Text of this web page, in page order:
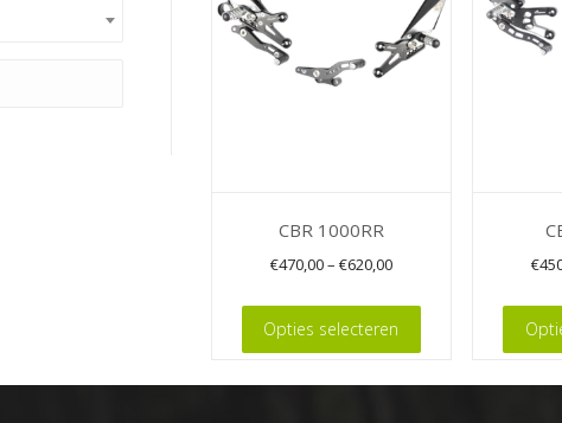
CBR 1000RR
€470,00– €620,00
Opties selecteren
product
heeft
€
product
heeft